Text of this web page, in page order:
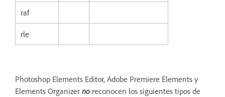
raf
rle
Photoshop Elements Editor, Adobe Premiere Elements y
Elements Organizer no reconocen los siguientes tipos de